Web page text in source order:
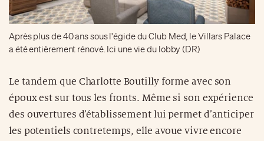
Après plus de 40 ans sous l'égide du Club Med, le Villars Palace
a été entièrement rénové. Ici une vie du lobby (DR)
Le tandem que Charlotte Boutilly forme avec son
époux est sur tous les fronts. Même si son expérience
des ouvertures d’établissement lui permet d’anticiper
les potentiels contretemps, elle avoue vivre encore